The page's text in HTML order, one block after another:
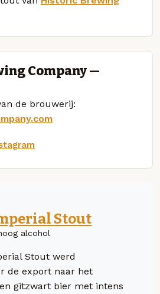
Company —
de brouwerij:
Stout
alcohol
Stout werd
de export naar het
gitzwart bier met intens